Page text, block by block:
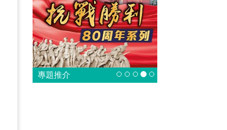
專題推介